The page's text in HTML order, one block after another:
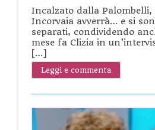
Incalzato dalla Palombelli,
Incorvaia avverrà… e si
separati, condividendo
mese fa Clizia in
[…]
Leggi e commenta